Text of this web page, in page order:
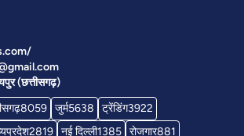
(छत्तीसगढ़)
8059 जुर्म5638 ट्रेंडिंग3922
2819 नई दिल्ली1385 रोजगार881